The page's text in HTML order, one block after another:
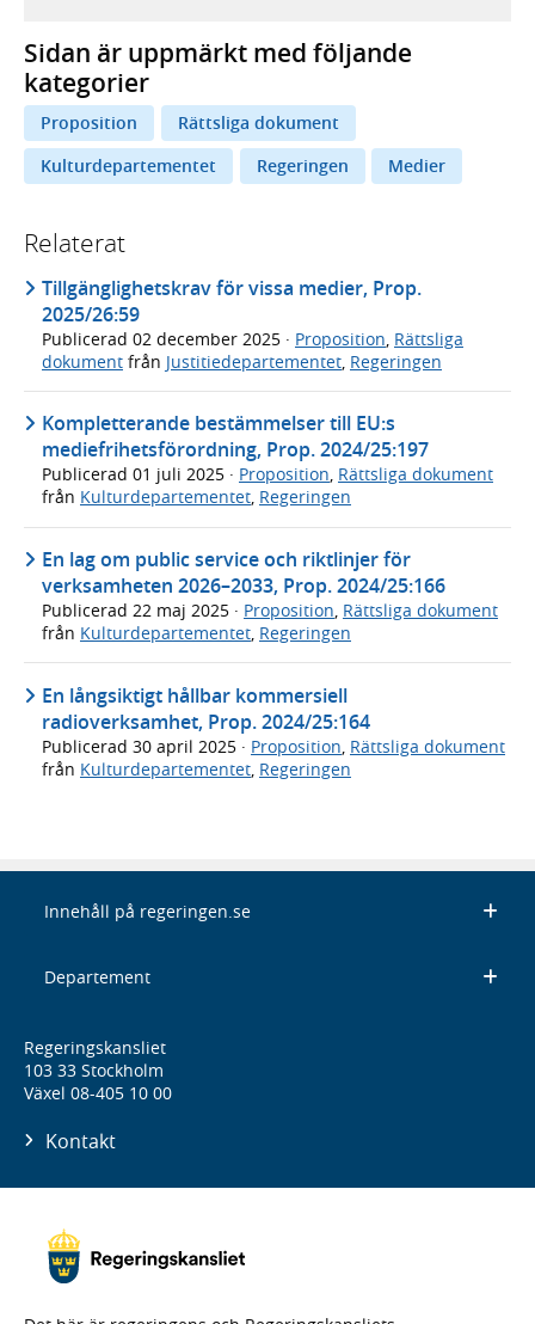
Sidan är uppmärkt med följande
kategorier
Proposition
Rättsliga dokument
Kulturdepartementet
Regeringen Medier
Relaterat
Tillgänglighetskrav för vissa medier, Prop.
2025/26:59
Publicerad 02 december 2025 · Proposition Rättsliga
dokument från Justitiedepartementet Regeringen
Kompletterande bestämmelser till EU:s
mediefrihetsförordning, Prop. 2024/25:197
Publicerad 01 juli 2025 · Proposition, Rättsliga dokument
från Kulturdepartementet, Regeringen
En lag om public service och riktlinjer för
verksamheten 2026–2033, Prop. 2024/25:166
Publicerad 22 maj 2025 · Proposition, Rättsliga dokument
från Kulturdepartementet, Regeringen
En långsiktigt hållbar kommersiell
radioverksamhet, Prop. 2024/25:164
Publicerad 30 april 2025 · Proposition Rättsliga dokument
från Kulturdepartementet Regeringen
Innehåll på regeringen.se
Departement
Regeringskansliet
103 33 Stockholm
Växel 08-405 10 00
Kontakt